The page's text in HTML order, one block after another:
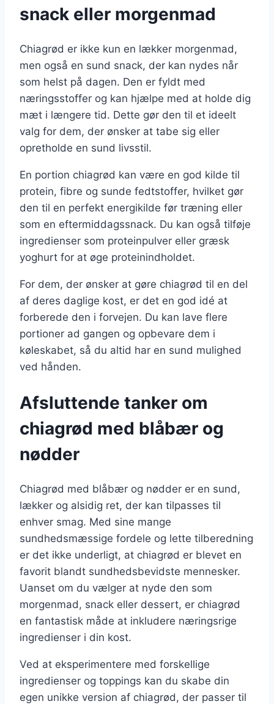
snack eller morgenmad
Chiagrød er ikke kun en lækker morgenmad,
men også en sund snack, der kan nydes når
som helst på dagen. Den er fyldt med
næringsstoffer og kan hjælpe med at holde dig
mæt i længere tid. Dette gør den til et ideelt
valg for dem, der ønsker at tabe sig eller
opretholde en sund livsstil.
En portion chiagrød kan være en god kilde til
protein, fibre og sunde fedtstoffer, hvilket gør
den til en perfekt energikilde før træning eller
som en eftermiddagssnack. Du kan også tilføje
ingredienser som proteinpulver eller græsk
yoghurt for at øge proteinindholdet.
For dem, der ønsker at gøre chiagrød til en del
af deres daglige kost, er det en god idé at
forberede den i forvejen. Du kan lave flere
portioner ad gangen og opbevare dem i
køleskabet, så du altid har en sund mulighed
ved hånden.
Afsluttende tanker om
chiagrød med blåbær og
nødder
Chiagrød med blåbær og nødder er en sund,
lækker og alsidig ret, der kan tilpasses til
enhver smag. Med sine mange
sundhedsmæssige fordele og lette tilberedning
er det ikke underligt, at chiagrød er blevet en
favorit blandt sundhedsbevidste mennesker.
Uanset om du vælger at nyde den som
morgenmad, snack eller dessert, er chiagrød
en fantastisk måde at inkludere næringsrige
ingredienser i din kost.
Ved at eksperimentere med forskellige
ingredienser og toppings kan du skabe din
egen unikke version af chiagrød, der passer til